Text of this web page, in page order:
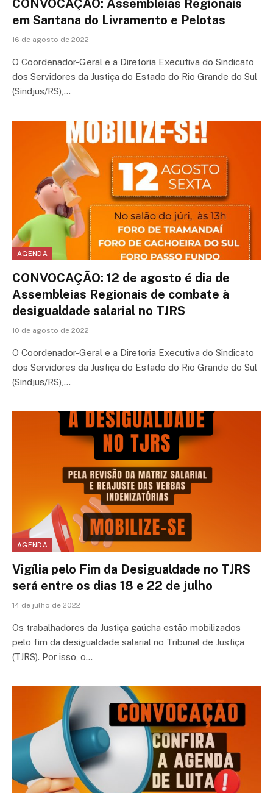
CONVOCAÇÃO: Assembleias Regionais
em Santana do Livramento e Pelotas
16 de agosto de 2022
O Coordenador-Geral e a Diretoria Executiva do Sindicato
dos Servidores da Justiça do Estado do Rio Grande do Sul
(Sindjus/RS),…
AGENDA
CONVOCAÇÃO: 12 de agosto é dia de
Assembleias Regionais de combate à
desigualdade salarial no TJRS
10 de agosto de 2022
O Coordenador-Geral e a Diretoria Executiva do Sindicato
dos Servidores da Justiça do Estado do Rio Grande do Sul
(Sindjus/RS),…
AGENDA
Vigília pelo Fim da Desigualdade no TJRS
será entre os dias 18 e 22 de julho
14 de julho de 2022
Os trabalhadores da Justiça gaúcha estão mobilizados
pelo fim da desigualdade salarial no Tribunal de Justiça
(TJRS). Por isso, o…